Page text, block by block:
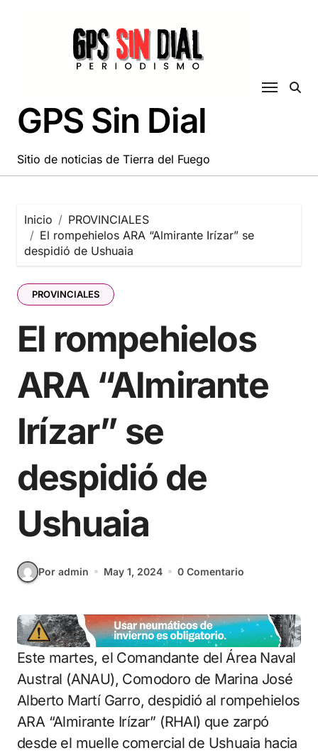
GPS Sin Dial
Sitio de noticias de Tierra del Fuego
Inicio
PROVINCIALES
El rompehielos ARA “Almirante Irízar” se
despidió de Ushuaia
PROVINCIALES
El rompehielos
ARA “Almirante
Irízar” se
despidió de
Ushuaia
Por admin May 1, 2024 0 Comentario
Este martes, el Comandante del Área Naval
Austral (ANAU), Comodoro de Marina José
Alberto Martí Garro, despidió al rompehielos
ARA “Almirante Irízar” (RHAI) que zarpó
desde el muelle comercial de Ushuaia hacia